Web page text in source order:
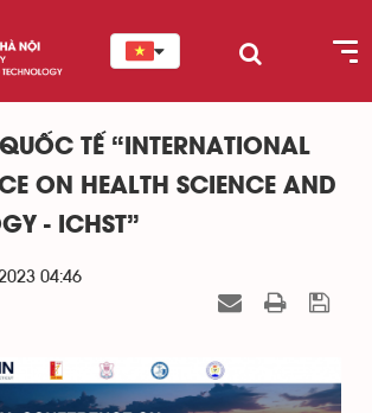
TẾ “INTERNATIONAL
ON HEALTH SCIENCE AND
- ICHST”
04:46